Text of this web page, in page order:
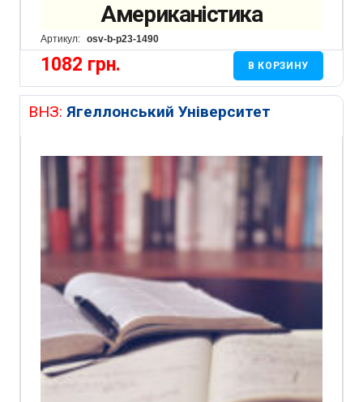
Американістика
Артикул: osv-b-p23-1490
1082 грн. В КОРЗИНУ
ВНЗ: Ягеллонський Університет